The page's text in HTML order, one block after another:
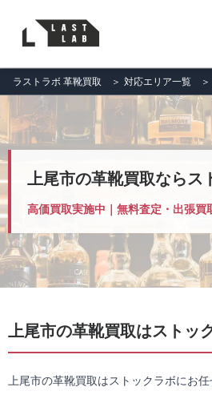
ラストラボ 革靴買取 ＞ 対応エリア一覧 ＞
上尾市の革靴買取ならス
高価買取実施中｜無料査定・出張買
上尾市の革靴買取はストッ
上尾市の革靴買取はストックラボにお